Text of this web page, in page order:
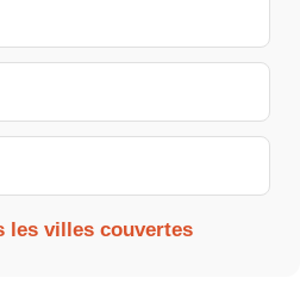
les villes couvertes